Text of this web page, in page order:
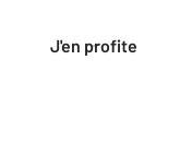
J'en profite